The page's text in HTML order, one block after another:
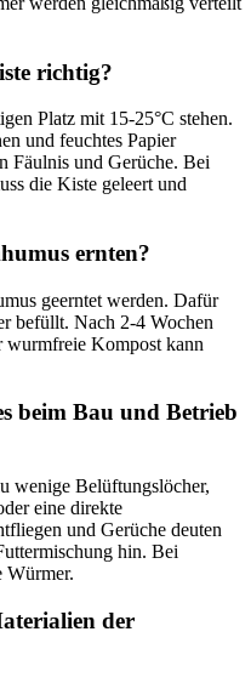
richtig?
Platz mit 15-25°C stehen.
und feuchtes Papier
Fäulnis und Gerüche. Bei
die Kiste geleert und
ernten?
geerntet werden. Dafür
befüllt. Nach 2-4 Wochen
wurmfreie Kompost kann
beim Bau und Betrieb
wenige Belüftungslöcher,
eine direkte
und Gerüche deuten
hin. Bei
Würmer.
der